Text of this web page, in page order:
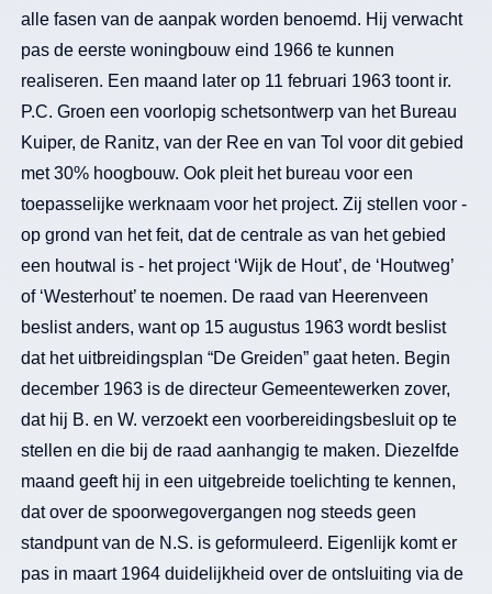
alle fasen van de aanpak worden benoemd. Hij verwacht
pas de eerste woningbouw eind 1966 te kunnen
realiseren. Een maand later op 11 februari 1963 toont ir.
P.C. Groen een voorlopig schetsontwerp van het Bureau
Kuiper, de Ranitz, van der Ree en van Tol voor dit gebied
met 30% hoogbouw. Ook pleit het bureau voor een
toepasselijke werknaam voor het project. Zij stellen voor -
op grond van het feit, dat de centrale as van het gebied
een houtwal is - het project ‘Wijk de Hout’, de ‘Houtweg’
of ‘Westerhout’ te noemen. De raad van Heerenveen
beslist anders, want op 15 augustus 1963 wordt beslist
dat het uitbreidingsplan “De Greiden” gaat heten. Begin
december 1963 is de directeur Gemeentewerken zover,
dat hij B. en W. verzoekt een voorbereidingsbesluit op te
stellen en die bij de raad aanhangig te maken. Diezelfde
maand geeft hij in een uitgebreide toelichting te kennen,
dat over de spoorwegovergangen nog steeds geen
standpunt van de N.S. is geformuleerd. Eigenlijk komt er
pas in maart 1964 duidelijkheid over de ontsluiting via de